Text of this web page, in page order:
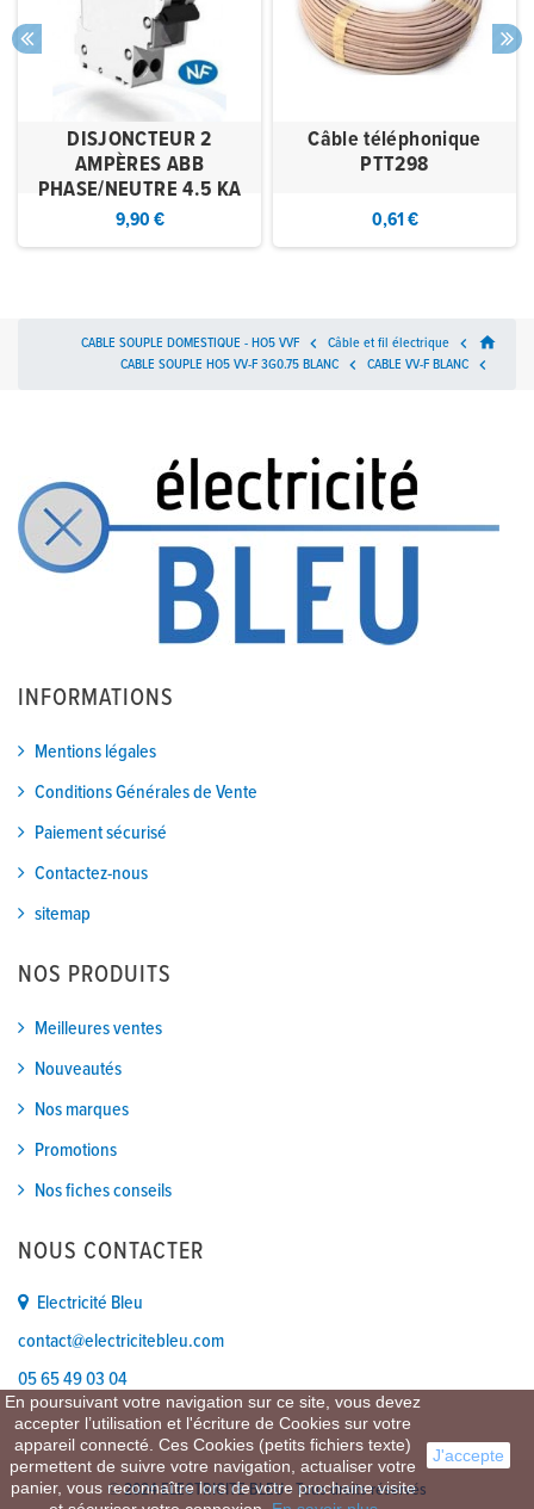
DISJONCTEUR 2
AMPÈRES ABB
PHASE/NEUTRE 4.5 KA
9,90 €
Câble téléphonique
PTT298
0,61 €
home

Câble et fil électrique

CABLE SOUPLE DOMESTIQUE - HO5 VVF

CABLE VV-F BLANC

CABLE SOUPLE HO5 VV-F 3G0.75 BLANC
INFORMATIONS
Mentions légales
Conditions Générales de Vente
Paiement sécurisé
Contactez-nous
sitemap
NOS PRODUITS
Meilleures ventes
Nouveautés
Nos marques
Promotions
Nos fiches conseils
NOUS CONTACTER
Electricité Bleu
contact@electricitebleu.com
05 65 49 03 04
En poursuivant votre navigation sur ce site, vous devez
accepter l’utilisation et l'écriture de Cookies sur votre
appareil connecté. Ces Cookies (petits fichiers texte)
permettent de suivre votre navigation, actualiser votre
panier, vous reconnaître lors de votre prochaine visite
J'accepte
© 2024 ELECTRICITE BLEU - Tous droits réservés